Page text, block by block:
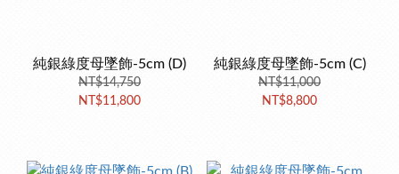
純銀綠度母墜飾-5cm (D)
NT$14,750
NT$11,800
純銀綠度母墜飾-5cm (C)
NT$11,000
NT$8,800